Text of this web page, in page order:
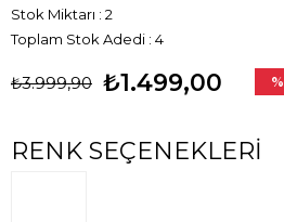
Stok Miktarı : 2
Toplam Stok Adedi : 4
₺3.999,90 ₺1.499,00 %
RENK SEÇENEKLERI